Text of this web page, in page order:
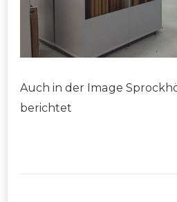
Auch in der Image
berichtet